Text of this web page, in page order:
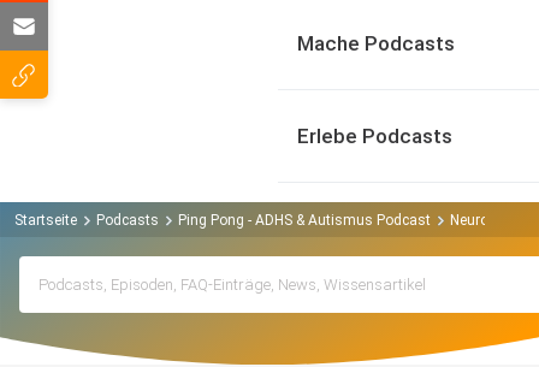
Mache Podcasts
Erlebe Podcasts
Startseite Podcasts Ping Pong - ADHS & Autismus Podcast